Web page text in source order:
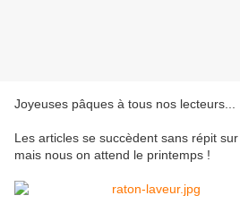
Joyeuses pâques à tous nos lecteurs...
Les articles se succèdent sans répit
mais nous on attend le printemps !